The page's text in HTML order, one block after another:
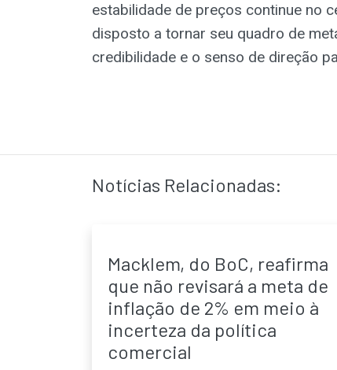
estabilidade de preços continue no
disposto a tornar seu quadro de
credibilidade e o senso de direção
Notícias Relacionadas:
Macklem, do BoC, reafirma
que não revisará a meta de
inflação de 2% em meio à
incerteza da política
comercial